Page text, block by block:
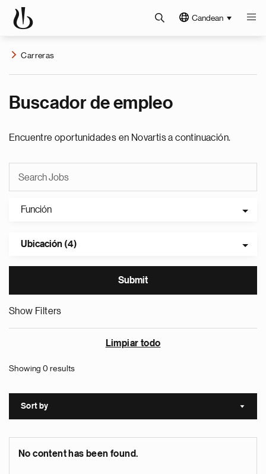
Candean
Carreras
Buscador de empleo
Encuentre oportunidades en Novartis a continuación.
Función
Ubicación (4)
Show Filters
Limpiar todo
Showing 0 results
Sort by Sort
No content has been found.